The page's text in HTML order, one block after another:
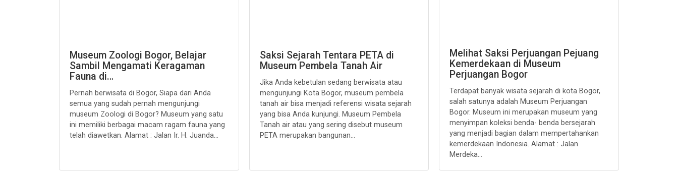
Museum Zoologi Bogor, Belajar
Sambil Mengamati Keragaman
Fauna di…
Pernah berwisata di Bogor, Siapa dari Anda
semua yang sudah pernah mengunjungi
museum Zoologi di Bogor? Museum yang satu
ini memiliki berbagai macam ragam fauna yang
telah diawetkan. Alamat : Jalan Ir. H. Juanda...
Saksi Sejarah Tentara PETA di
Museum Pembela Tanah Air
Jika Anda kebetulan sedang berwisata atau
mengunjungi Kota Bogor, museum pembela
tanah air bisa menjadi referensi wisata sejarah
yang bisa Anda kunjungi. Museum Pembela
Tanah air atau yang sering disebut museum
PETA merupakan bangunan...
Melihat Saksi Perjuangan Pejuang
Kemerdekaan di Museum
Perjuangan Bogor
Terdapat banyak wisata sejarah di kota Bogor,
salah satunya adalah Museum Perjuangan
Bogor. Museum ini merupakan museum yang
menyimpan koleksi benda- benda bersejarah
yang menjadi bagian dalam mempertahankan
kemerdekaan Indonesia. Alamat : Jalan
Merdeka...